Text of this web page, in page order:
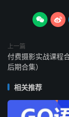
 
上一篇
付费摄影实战课程
后期合集）
相关推荐